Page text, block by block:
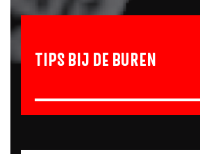
TIPS BIJ DE BUREN